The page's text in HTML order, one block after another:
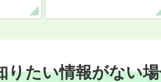
りたい情報がない